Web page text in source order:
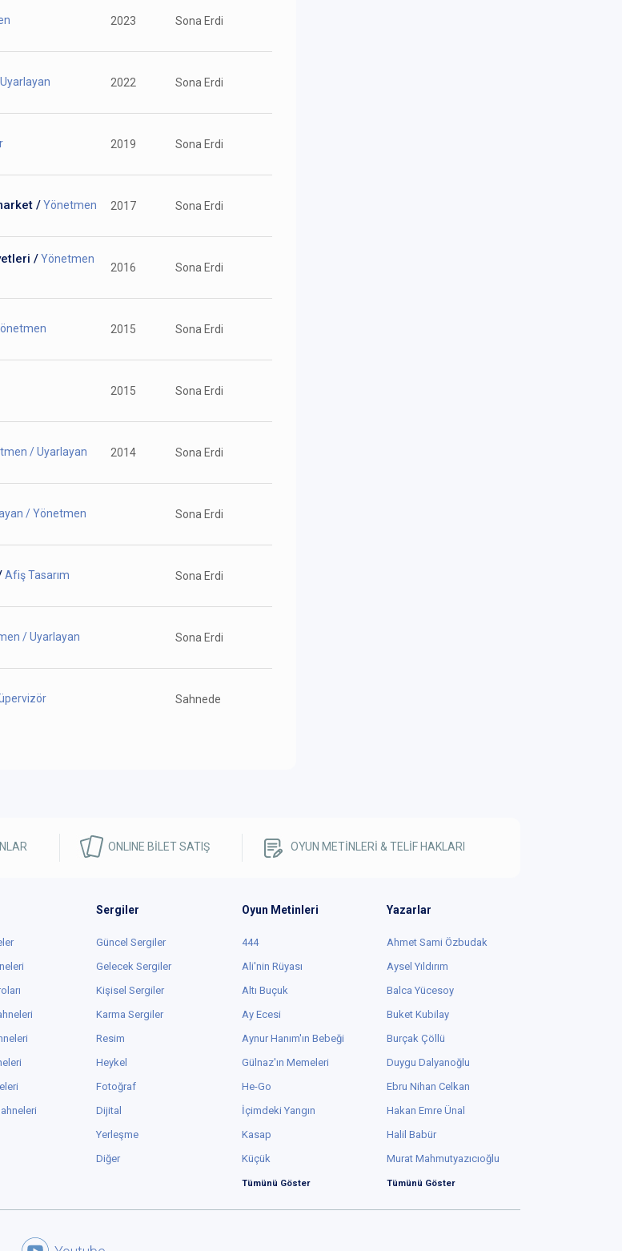
2023 Sona Erdi
2022 Sona Erdi
2019 Sona Erdi
/Yönetmen 2017 Sona Erdi
/Yönetmen
2016 Sona Erdi
2015 Sona Erdi
2015 Sona Erdi
/ Uyarlayan 2014 Sona Erdi
/ Yönetmen Sona Erdi
Afiş Tasarım Sona Erdi
/ Uyarlayan Sona Erdi
Sahnede
ONLINE BİLET SATIŞ OYUN METİNLERİ & TELİF HAKLARI
Sergiler
Güncel Sergiler
Gelecek Sergiler
Kişisel Sergiler
Karma Sergiler
Resim
Heykel
Fotoğraf
Dijital
Yerleşme
Diğer
Oyun Metinleri
444
Ali'nin Rüyası
Altı Buçuk
Ay Ecesi
Aynur Hanım'ın Bebeği
Gülnaz'ın Memeleri
He-Go
İçimdeki Yangın
Kasap
Küçük
Tümünü Göster
Yazarlar
Ahmet Sami Özbudak
Aysel Yıldırım
Balca Yücesoy
Buket Kubilay
Burçak Çöllü
Duygu Dalyanoğlu
Ebru Nihan Celkan
Hakan Emre Ünal
Halil Babür
Murat Mahmutyazıcıoğlu
Tümünü Göster